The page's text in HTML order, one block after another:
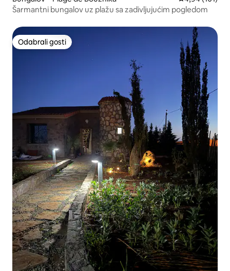
Šarmantni bungalov uz plažu sa zadivljujućim pogledom
Odabrali gosti
Odabrali gosti